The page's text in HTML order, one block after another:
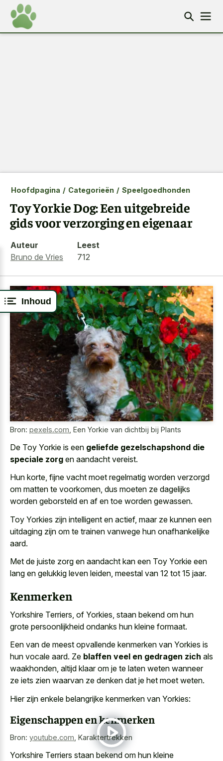
Inhoud
Hoofdpagina / Categorieën / Speelgoedhonden
Toy Yorkie Dog: Een uitgebreide
gids voor verzorging en eigenaar
Auteur
Bruno de Vries
Leest
712
Bron: pexels.com Een Yorkie van dichtbij bij Plants
De Toy Yorkie is een geliefde gezelschapshond die
speciale zorg en aandacht vereist.
Hun korte, fijne vacht moet regelmatig worden verzorgd
om matten te voorkomen, dus moeten ze dagelijks
worden geborsteld en af en toe worden gewassen.
Toy Yorkies zijn intelligent en actief, maar ze kunnen een
uitdaging zijn om te trainen vanwege hun onafhankelijke
aard.
Met de juiste zorg en aandacht kan een Toy Yorkie een
lang en gelukkig leven leiden, meestal van 12 tot 15 jaar.
Kenmerken
Yorkshire Terriers, of Yorkies, staan bekend om hun
grote persoonlijkheid ondanks hun kleine formaat.
Een van de meest opvallende kenmerken van Yorkies is
hun vocale aard. Ze blaffen veel en gedragen zich als
waakhonden, altijd klaar om je te laten weten wanneer
ze iets zien waarvan ze denken dat je het moet weten.
Hier zijn enkele belangrijke kenmerken van Yorkies:
Eigenschappen en kenmerken
Bron: youtube.com Karaktertrekken
Yorkshire Terriers staan bekend om hun kleine